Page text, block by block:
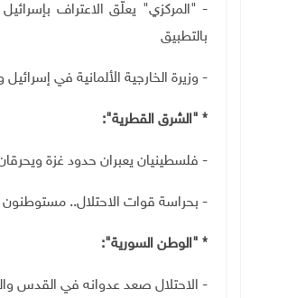
- "المركزي" يعلّق الاعتراف
بالتطبيق
- وزيرة الخارجية الألمانية في
* "الشرق القطرية":
- فلسطينيان يعبران حدود غزة
- بحراسة قوات الاحتلال..
* "الوطن السورية":
- الاحتلال صعد عدوانه في القدس